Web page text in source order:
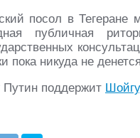
посол в
публичная
пока никуда не
Путин поддержит Шойгу